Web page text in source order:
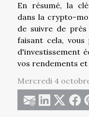
En résumé, la
dans la crypto-
de suivre de
faisant cela, vous
d'investissement
vos rendements
Mercredi 4